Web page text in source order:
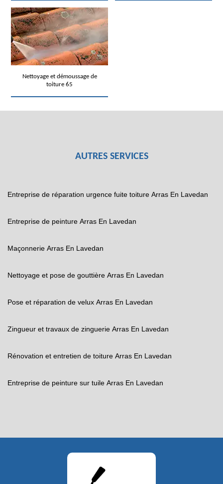
Nettoyage et démoussage de
toiture 65
AUTRES SERVICES
Entreprise de réparation urgence fuite toiture Arras En Lavedan
Entreprise de peinture Arras En Lavedan
Maçonnerie Arras En Lavedan
Nettoyage et pose de gouttière Arras En Lavedan
Pose et réparation de velux Arras En Lavedan
Zingueur et travaux de zinguerie Arras En Lavedan
Rénovation et entretien de toiture Arras En Lavedan
Entreprise de peinture sur tuile Arras En Lavedan